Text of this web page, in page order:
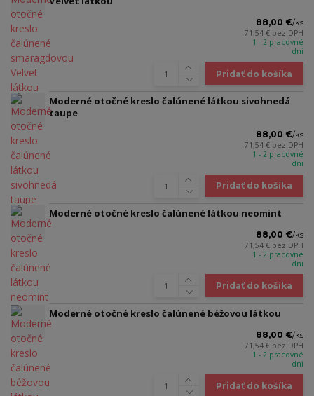
88,00 €/ks
71,54 € bez DPH
1 - 2 pracovné
dni
Pridať do košíka
Moderné otočné kreslo čalúnené látkou sivohnedá
taupe
88,00 €/ks
71,54 € bez DPH
1 - 2 pracovné
dni
Pridať do košíka
Moderné otočné kreslo čalúnené látkou neomint
88,00 €/ks
71,54 € bez DPH
1 - 2 pracovné
dni
Pridať do košíka
Moderné otočné kreslo čalúnené béžovou látkou
88,00 €/ks
71,54 € bez DPH
1 - 2 pracovné
dni
Pridať do košíka